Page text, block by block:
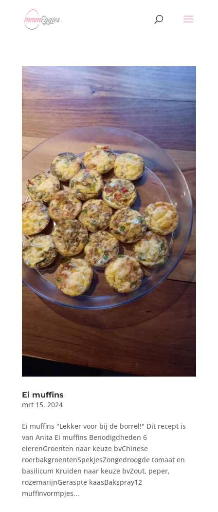
Ei muffins
mrt 15, 2024
Ei muffins "Lekker voor bij de borrel!" Dit recept is
van Anita Ei muffins Benodigdheden 6
eierenGroenten naar keuze bvChinese
roerbakgroentenSpekjesZongedroogde tomaat en
basilicum Kruiden naar keuze bvZout, peper,
rozemarijnGeraspte kaasBakspray12
muffinvormpjes...